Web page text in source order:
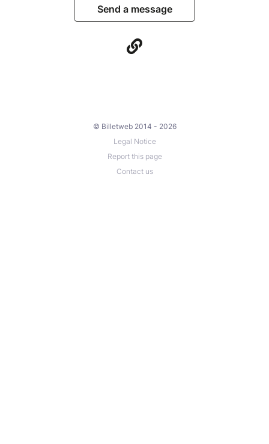
Send a message
© Billetweb 2014 - 2026
Legal Notice
Report this page
Contact us